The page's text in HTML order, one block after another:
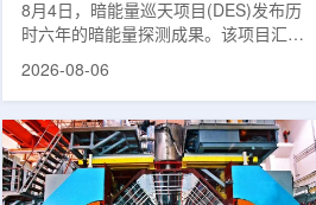
束宇宙加速膨胀
8月4日，暗能量巡天项目(DES)发布历
时六年的暗能量探测成果。该项目汇总
6.69亿个星系、数千个星系团以及3000
多颗超新星的信息，用于研究宇宙加速
膨胀和宇宙结构演化。为了实现DES，
费米实验室制造了一台极其灵敏的5.7亿
2026-08-06